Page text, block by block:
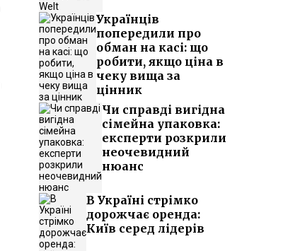
Українців
попередили про
обман на касі: що
робити, якщо ціна в
чеку вища за
цінник
Чи справді вигідна
сімейна упаковка:
експерти розкрили
неочевидний
нюанс
В Україні стрімко
дорожчає оренда:
Київ серед лідерів